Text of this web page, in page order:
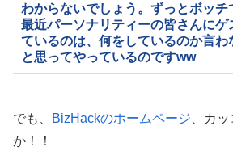
わからないでしょう。ずっとボッチ
最近パーソナリティーの皆さんにゲ
ているのは、何をしているのか言わ
と思ってやっているのですww
でも、 BizHackのホームページ 、カ
か！！